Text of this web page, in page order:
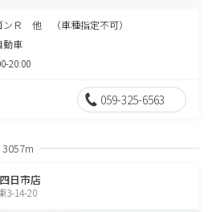
ンＲ 他 （車種指定不可）
動車
20:00
059-325-6563
3057m
日市店
3-14-20